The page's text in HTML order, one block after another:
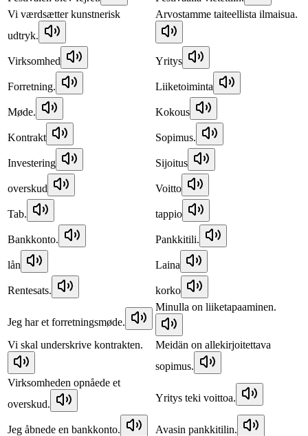
Vi værdsætter kunstnerisk
udtryk.
Arvostamme taiteellista ilmaisua.
Virksomhed Yritys
Forretning. Liiketoiminta
Møde. Kokous
Kontrakt Sopimus.
Investering Sijoitus
overskud Voitto
Tab. tappio
Bankkonto. Pankkitili.
lån Laina
Rentesats. korko
Jeg har et forretningsmøde.
Minulla on liiketapaaminen.
Vi skal underskrive kontrakten.
Meidän on allekirjoitettava
sopimus.
Virksomheden opnåede et
overskud.
Yritys teki voittoa.
Jeg åbnede en bankkonto. Avasin pankkitilin.